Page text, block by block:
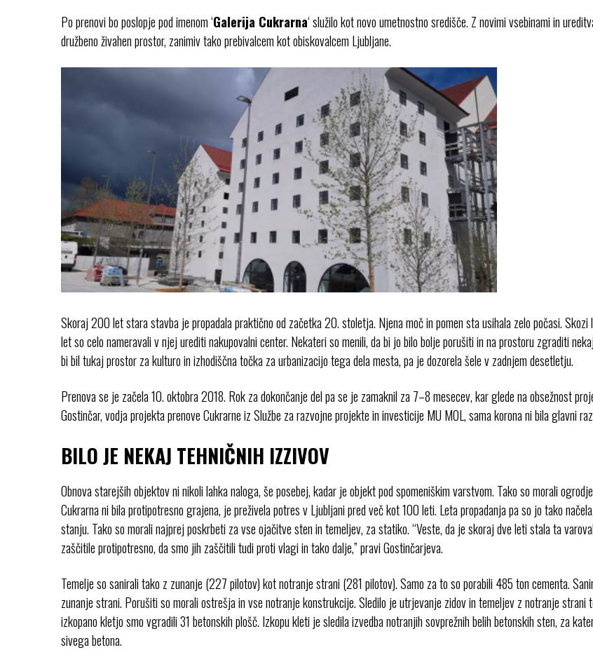
Po prenovi bo poslopje pod imenom ‘Galerija Cukrarna‘ služilo kot novo umetnostno središče. Z novimi vsebinami in
družbeno živahen prostor, zanimiv tako prebivalcem kot obiskovalcem Ljubljane.
Skoraj 200 let stara stavba je propadala praktično od začetka 20. stoletja. Njena moč in pomen sta usihala zelo počasi.
let so celo nameravali v njej urediti nakupovalni center. Nekateri so menili, da bi jo bilo bolje porušiti in na prostoru zgraditi
bi bil tukaj prostor za kulturo in izhodiščna točka za urbanizacijo tega dela mesta, pa je dozorela šele v zadnjem desetletju.
Prenova se je začela 10. oktobra 2018. Rok za dokončanje del pa se je zamaknil za 7–8 mesecev, kar glede na obsežnost
Gostinčar, vodja projekta prenove Cukrarne iz Službe za razvojne projekte in investicije MU MOL, sama korona ni bila glavni
BILO JE NEKAJ TEHNIČNIH IZZIVOV
Obnova starejših objektov ni nikoli lahka naloga, še posebej, kadar je objekt pod spomeniškim varstvom. Tako so morali
Cukrarna ni bila protipotresno grajena, je preživela potres v Ljubljani pred več kot 100 leti. Leta propadanja pa so jo tako
stanju. Tako so morali najprej poskrbeti za vse ojačitve sten in temeljev, za statiko. “Veste, da je skoraj dve leti stala ta
zaščitile protipotresno, da smo jih zaščitili tudi proti vlagi in tako dalje,” pravi Gostinčarjeva.
Temelje so sanirali tako z zunanje (227 pilotov) kot notranje strani (281 pilotov). Samo za to so porabili 485 ton cementa.
zunanje strani. Porušiti so morali ostrešja in vse notranje konstrukcije. Sledilo je utrjevanje zidov in temeljev z notranje
izkopano kletjo smo vgradili 31 betonskih plošč. Izkopu kleti je sledila izvedba notranjih sovprežnih belih betonskih sten, za
sivega betona.